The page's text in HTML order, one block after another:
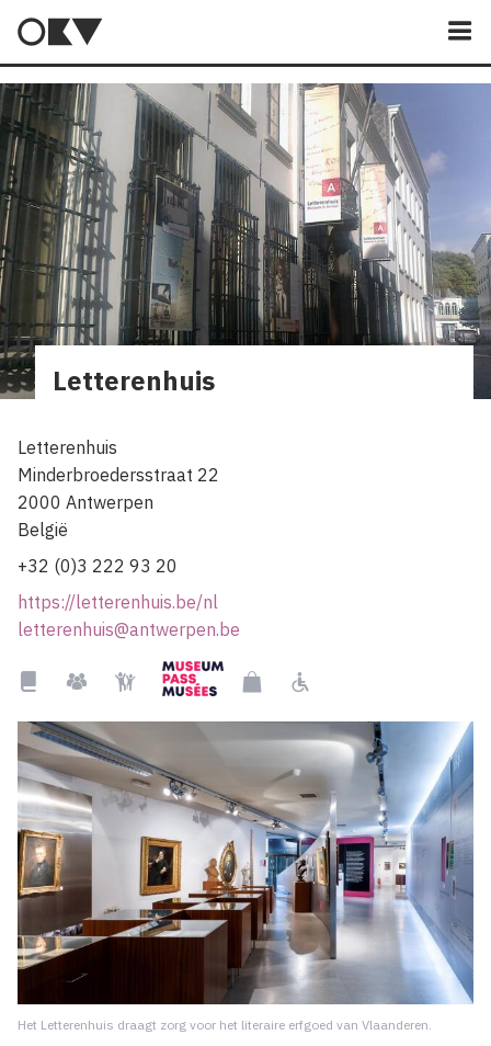
Letterenhuis
Letterenhuis
Minderbroedersstraat 22
2000 Antwerpen
België
+32 (0)3 222 93 20
https://letterenhuis.be/nl
letterenhuis@antwerpen.be
BibliotheekGroepenKindvriendelijk
MuseumpassMuseumshopRolstoelgebruiker
Het Letterenhuis draagt zorg voor het literaire erfgoed van Vlaanderen.